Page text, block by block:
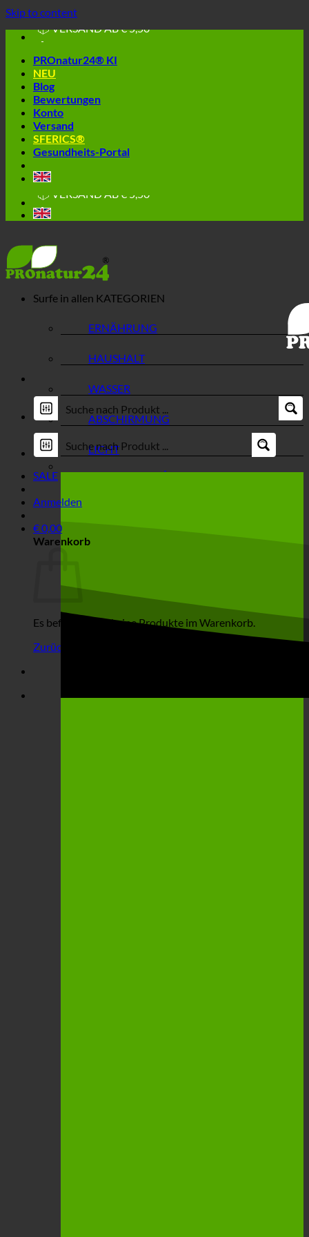
Skip to content
🔆 GESUND. NACHHALTIG.
📦 VERSAND AB € 5,50
🔖 KAUF AUF RECHNUNG
PROnatur24® KI
NEU
Blog
Bewertungen
Konto
Versand
SFERICS®
Gesundheits-Portal
🔆 GESUND. NACHHALTIG.
📦 VERSAND AB € 5,50
🔖 KAUF AUF RECHNUNG
SALE
Anmelden
€0,00
Warenkorb
Es befinden sich keine Produkte im Warenkorb.
Zurück zum Shop
Surfe in allen KATEGORIEN
ERNÄHRUNG
HAUSHALT
WASSER
ABSCHIRMUNG
LICHT